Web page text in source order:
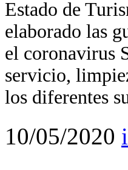
Estado de
elaborado las
el coronavirus
servicio,
los diferentes
10/05/2020